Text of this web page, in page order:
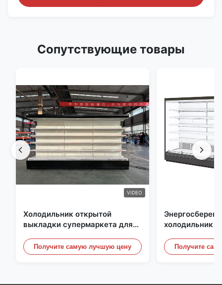
Сопутствующие товары
VIDEO
Холодильник открытой
выкладки супермаркета для
освещением СИД
Получите самую лучшую цену
холодильник
небом
витринные
Получите